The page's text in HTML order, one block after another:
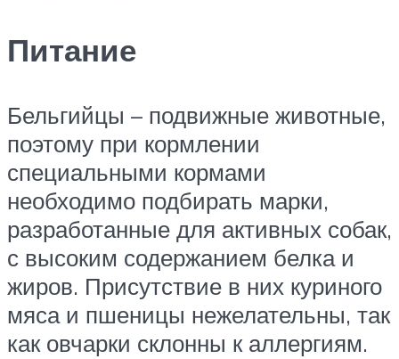
Питание
Бельгийцы – подвижные животные,
поэтому при кормлении
специальными кормами
необходимо подбирать марки,
разработанные для активных собак,
с высоким содержанием белка и
жиров. Присутствие в них куриного
мяса и пшеницы нежелательны, так
как овчарки склонны к аллергиям.